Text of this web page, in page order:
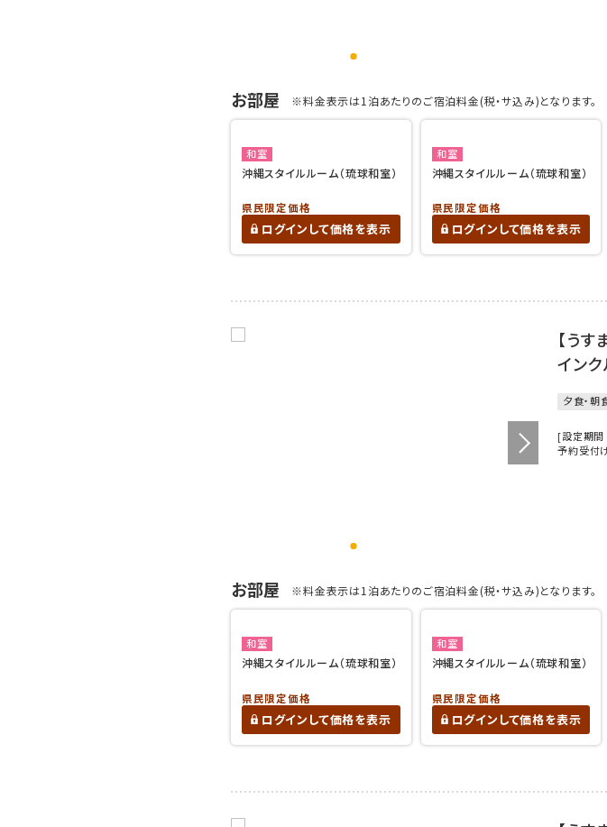
お部屋 ※料金表示は1泊あたりのご宿泊料金(税・サ込み)となります。
和室
沖縄スタイルルーム（琉球和室）
県民限定価格
ログインして価格を表示
和室
沖縄スタイルルーム（琉球和室）
県民限定価格
ログインして価格を表示
【う
イン
夕食・朝
[設定期
予約受付
お部屋 ※料金表示は1泊あたりのご宿泊料金(税・サ込み)となります。
和室
沖縄スタイルルーム（琉球和室）
県民限定価格
ログインして価格を表示
和室
沖縄スタイルルーム（琉球和室）
県民限定価格
ログインして価格を表示